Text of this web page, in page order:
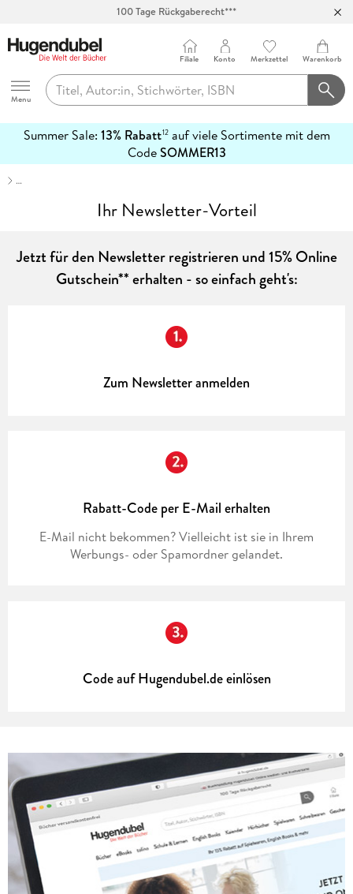
100 Tage Rückgaberecht***
Hugendubel
Menu
Filiale Konto Merkzettel Warenkorb
Summer Sale: 13% Rabatt12auf viele Sortimente mit dem
CodeSOMMER13
erfahren
…
Ihr Newsletter-Vorteil
Jetzt für den Newsletter registrieren und 15% Online
Gutschein** erhalten - so einfach geht's:
Zum Newsletter anmelden
Rabatt-Code per E-Mail erhalten
E-Mail nicht bekommen? Vielleicht ist sie in Ihrem
Werbungs- oder Spamordner gelandet.
Code auf Hugendubel.de einlösen